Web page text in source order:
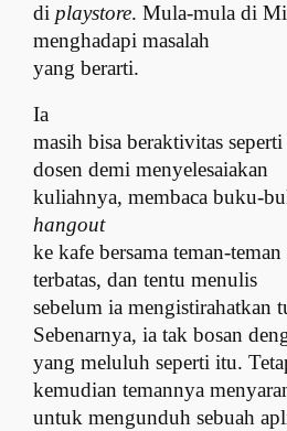
diplaystore. Mula-mula di
menghadapi masalah
yang berarti.
Ia
masih bisa beraktivitas
dosen demi menyelesaiakan
kuliahnya, membaca buku-
hangout
ke kafe bersama teman-
terbatas, dan tentu menulis
sebelum ia mengistirahatkan
Sebenarnya, ia tak bosan
yang meluluh seperti itu.
kemudian temannya
untuk mengunduh sebuah